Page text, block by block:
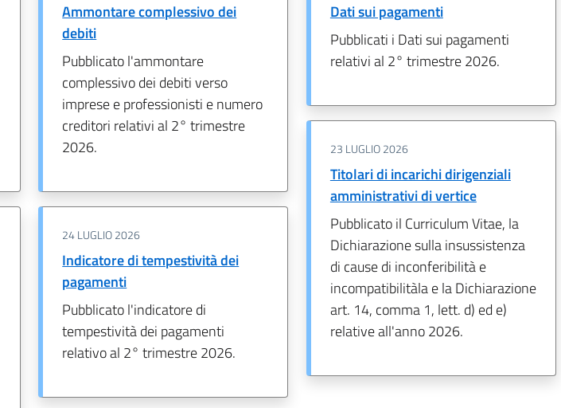
Ammontare complessivo dei
debiti
Pubblicato l'ammontare
complessivo dei debiti verso
imprese e professionisti e numero
creditori relativi al 2° trimestre
2026.
24 LUGLIO 2026
Indicatore di tempestività dei
pagamenti
Pubblicato l'indicatore di
tempestività dei pagamenti
relativo al 2° trimestre 2026.
Dati sui pagamenti
Pubblicati i Dati sui pagamenti
relativi al 2° trimestre 2026.
23 LUGLIO 2026
Titolari di incarichi dirigenziali
amministrativi di vertice
Pubblicato il Curriculum Vitae, la
Dichiarazione sulla insussistenza
di cause di inconferibilità e
incompatibilitàla e la Dichiarazione
art. 14, comma 1, lett. d) ed e)
relative all'anno 2026.